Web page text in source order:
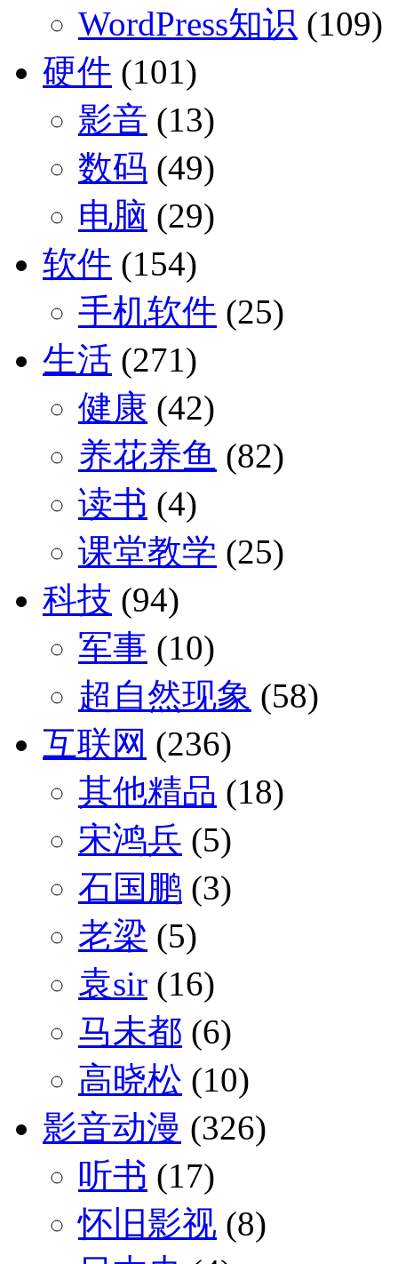
WordPress知识 (109)
硬件 (101)
影音 (13)
数码 (49)
电脑 (29)
软件 (154)
手机软件 (25)
生活 (271)
健康 (42)
养花养鱼 (82)
读书 (4)
课堂教学 (25)
科技 (94)
军事 (10)
超自然现象 (58)
互联网 (236)
其他精品 (18)
宋鸿兵 (5)
石国鹏 (3)
老梁 (5)
袁sir (16)
马未都 (6)
高晓松 (10)
影音动漫 (326)
听书 (17)
怀旧影视 (8)